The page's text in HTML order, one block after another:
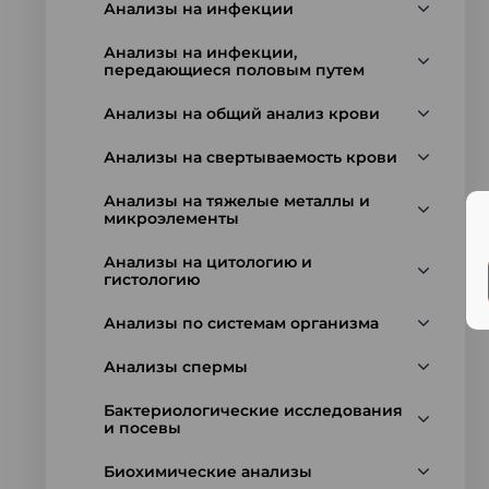
Анализы на инфекции
Анализы на инфекции,
передающиеся половым путем
Анализы на общий анализ крови
Анализы на свертываемость крови
Анализы на тяжелые металлы и
микроэлементы
Анализы на цитологию и
гистологию
Анализы по системам организма
Анализы спермы
Бактериологические исследования
и посевы
Биохимические анализы